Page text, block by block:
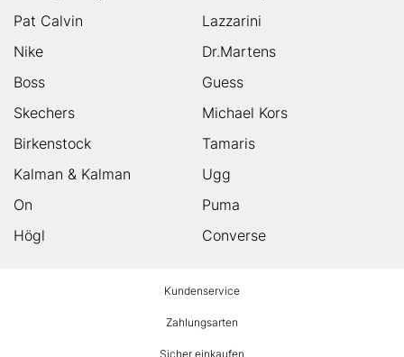
Pat Calvin
Lazzarini
Nike
Dr.Martens
Boss
Guess
Skechers
Michael Kors
Birkenstock
Tamaris
Kalman & Kalman
Ugg
On
Puma
Högl
Converse
Kundenservice
Zahlungsarten
Sicher einkaufen